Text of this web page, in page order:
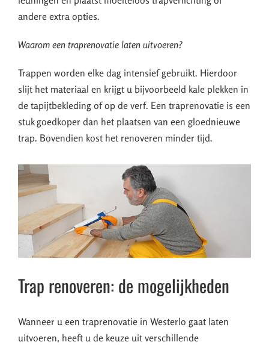
andere extra opties.
Waarom een traprenovatie laten uitvoeren?
Trappen worden elke dag intensief gebruikt. Hierdoor
slijt het materiaal en krijgt u bijvoorbeeld kale plekken in
de tapijtbekleding of op de verf. Een traprenovatie is een
stuk goedkoper dan het plaatsen van een gloednieuwe
trap. Bovendien kost het renoveren minder tijd.
Trap renoveren: de mogelijkheden
Wanneer u een traprenovatie in Westerlo gaat laten
uitvoeren, heeft u de keuze uit verschillende